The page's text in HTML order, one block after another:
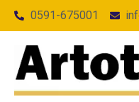
0591-675001